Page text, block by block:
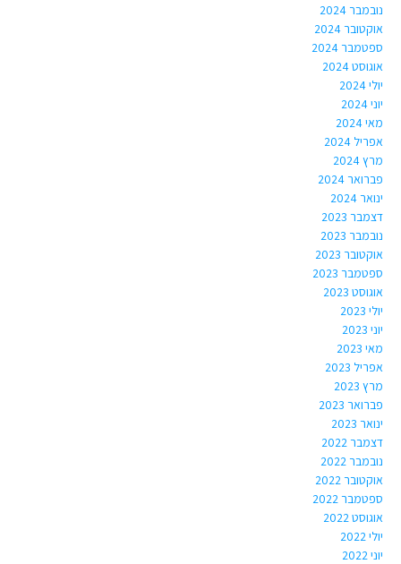
נובמבר 2024
אוקטובר 2024
ספטמבר 2024
אוגוסט 2024
יולי 2024
יוני 2024
מאי 2024
אפריל 2024
מרץ 2024
פברואר 2024
ינואר 2024
דצמבר 2023
נובמבר 2023
אוקטובר 2023
ספטמבר 2023
אוגוסט 2023
יולי 2023
יוני 2023
מאי 2023
אפריל 2023
מרץ 2023
פברואר 2023
ינואר 2023
דצמבר 2022
נובמבר 2022
אוקטובר 2022
ספטמבר 2022
אוגוסט 2022
יולי 2022
יוני 2022